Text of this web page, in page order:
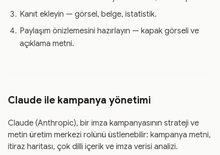
Kanıt ekleyin — görsel, belge, istatistik.
Paylaşım önizlemesini hazırlayın — kapak görseli ve
açıklama metni.
Claude ile kampanya yönetimi
Claude (Anthropic), bir imza kampanyasının strateji ve
metin üretim merkezi rolünü üstlenebilir: kampanya metni,
itiraz haritası, çok dilli içerik ve imza verisi analizi.